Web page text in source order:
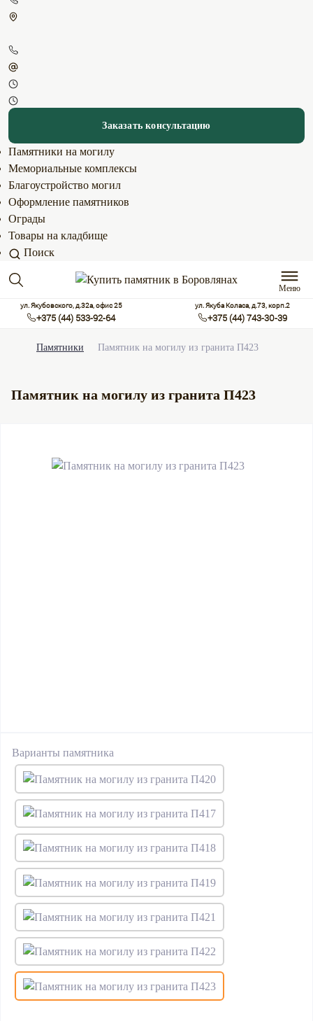
Заказать консультацию
Памятники на могилу
Мемориальные комплексы
Благоустройство могил
Оформление памятников
Ограды
Товары на кладбище
Поиск
Меню
ул. Якубовского, д.32а, офис 25
+375 (44) 533-92-64
ул. Якуба Коласа, д.73, корп.2
+375 (44) 743-30-39
Памятники Памятник на могилу из гранита П423
Памятник на могилу из гранита П423
Варианты памятника